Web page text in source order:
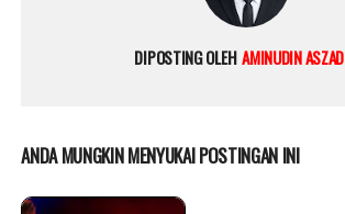
DIPOSTING OLEH AMINUDIN ASZAD
ANDA MUNGKIN MENYUKAI POSTINGAN INI